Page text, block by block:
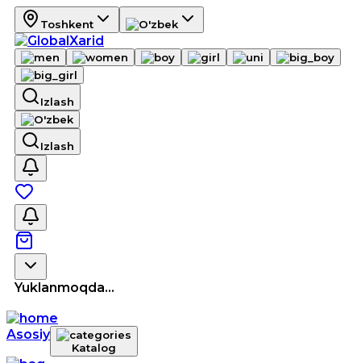
Toshkent
Izlash
Izlash
Yuklanmoqda...
Asosiy
Katalog